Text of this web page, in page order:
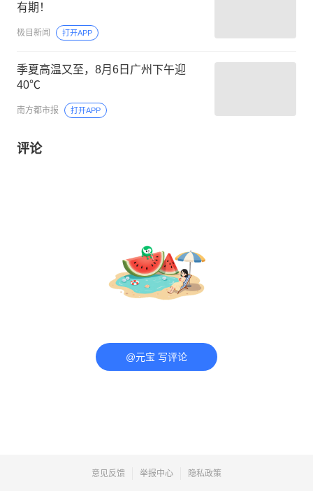
有期！
极目新闻 打开APP
季夏高温又至，8月6日广州下午迎
40℃
南方都市报 打开APP
评论
@元宝 写评论
意见反馈 举报中心 隐私政策